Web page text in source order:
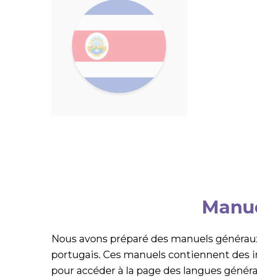
Nous avons préparé des manuels
portugais. Ces manuels contiennent des
pour accéder à la page des langues